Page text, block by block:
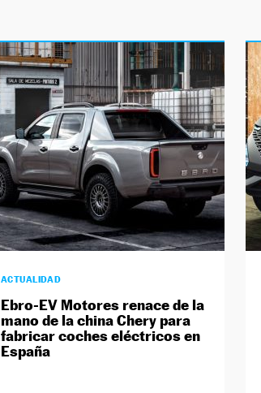
ACTUALIDAD
Ebro-EV Motores renace de la
mano de la china Chery para
fabricar coches eléctricos en
España